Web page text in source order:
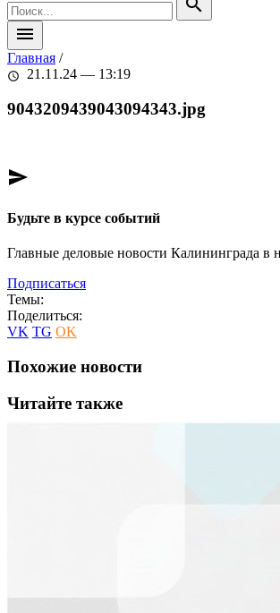
search
menu
Главная /
schedule 21.11.24 — 13:19
9043209439043094343.jpg
send
Будьте в курсе событий
Главные деловые новости Калининграда в
Подписаться
Темы:
Поделиться:
VK TG OK
Похожие новости
Читайте также